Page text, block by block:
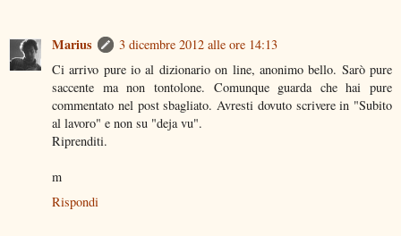
Marius
3 dicembre 2012 alle ore 14:13
Ci arrivo pure io al dizionario on line, anonimo bello. Sarò pure
saccente ma non tontolone. Comunque guarda che hai pure
commentato nel post sbagliato. Avresti dovuto scrivere in "Subito
al lavoro" e non su "deja vu".
Riprenditi.
m
Rispondi